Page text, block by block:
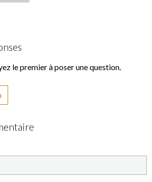
le premier à poser une question.